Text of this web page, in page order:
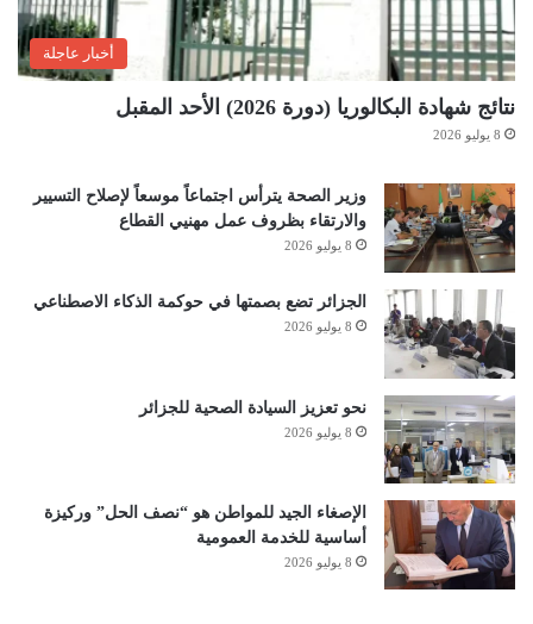
أخبار عاجلة
نتائج شهادة البكالوريا (دورة 2026) الأحد المقبل
8 يوليو 2026
وزير الصحة يترأس اجتماعاً موسعاً لإصلاح التسيير
والارتقاء بظروف عمل مهنيي القطاع
8 يوليو 2026
الجزائر تضع بصمتها في حوكمة الذكاء الاصطناعي
8 يوليو 2026
نحو تعزيز السيادة الصحية للجزائر
8 يوليو 2026
الإصغاء الجيد للمواطن هو “نصف الحل” وركيزة
أساسية للخدمة العمومية
8 يوليو 2026